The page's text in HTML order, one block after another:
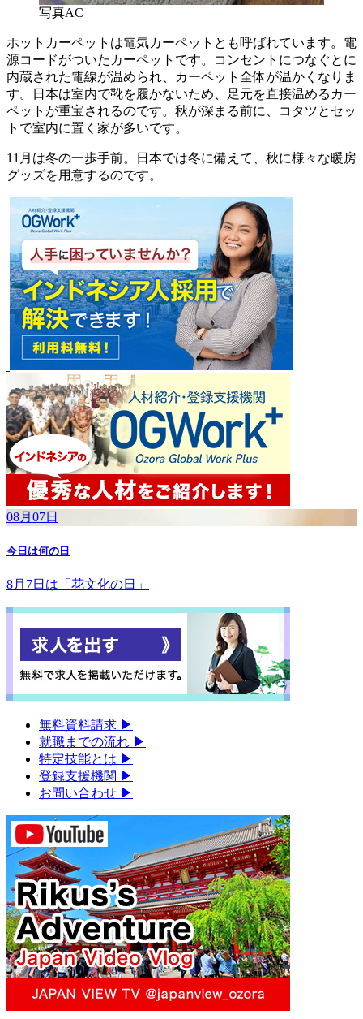
写真AC
ホットカーペットは電気カーペットとも呼ばれています。電
源コードがついたカーペットです。コンセントにつなぐとに
内蔵された電線が温められ、カーペット全体が温かくなりま
す。日本は室内で靴を履かないため、足元を直接温めるカー
ペットが重宝されるのです。秋が深まる前に、コタツとセッ
トで室内に置く家が多いです。
11月は冬の一歩手前。日本では冬に備えて、秋に様々な暖房
グッズを用意するのです。
08月07日
今日は何の日
8月7日は「花文化の日」
無料資料請求 ▶︎
就職までの流れ ▶︎
特定技能とは ▶︎
登録支援機関 ▶︎
お問い合わせ ▶︎